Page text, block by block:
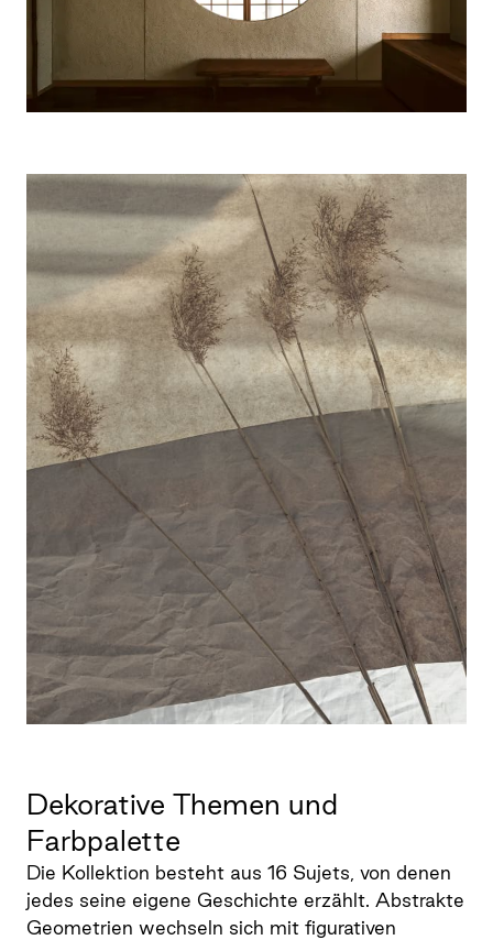
Dekorative Themen und
Farbpalette
Die Kollektion besteht aus 16 Sujets, von denen
jedes seine eigene Geschichte erzählt. Abstrakte
Geometrien wechseln sich mit figurativen